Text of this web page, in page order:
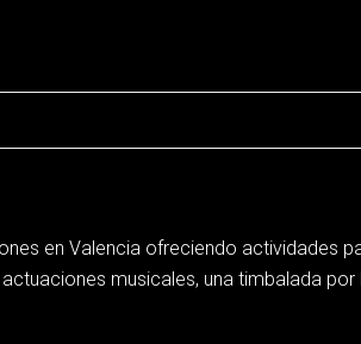
en Valencia ofreciendo actividades
musicales, una timbalada por